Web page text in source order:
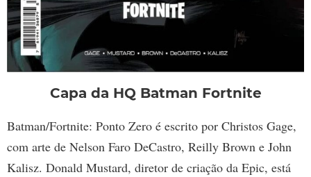
Capa da HQ Batman Fortnite
Batman/Fortnite: Ponto Zero é escrito por Christos Gage,
com arte de Nelson Faro DeCastro, Reilly Brown e John
Kalisz. Donald Mustard, diretor de criação da Epic, está